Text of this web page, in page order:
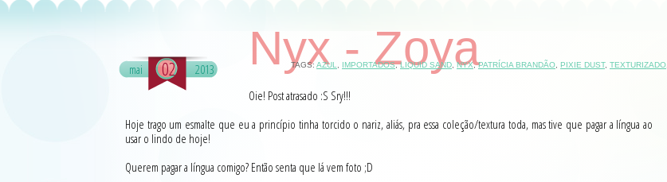
mai 02 2013 Nyx - Zoya
TAGS: AZUL IMPORTADOS,LIQUID SAND ,NYX,PATRÍCIA BRANDÃO PIXIE DUST, TEXTURIZADO
Oie! Post atrasado :S Sry!!!
Hoje trago um esmalte que eu a princípio tinha torcido o nariz, aliás, pra essa coleção/textura toda, mas tive que pagar a língua ao
usar o lindo de hoje!
Querem pagar a língua comigo? Então senta que lá vem foto ;D